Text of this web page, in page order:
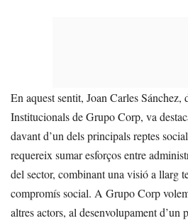
En aquest sentit, Joan Carles
Institucionals de Grupo Corp, va
davant d’un dels principals reptes
requereix sumar esforços entre
del sector, combinant una visió a llarg
compromís social. A Grupo Corp
altres actors, al desenvolupament d’un